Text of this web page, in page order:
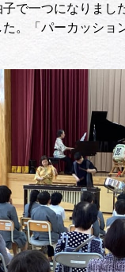
で一つになりまし
。「パーカッショ